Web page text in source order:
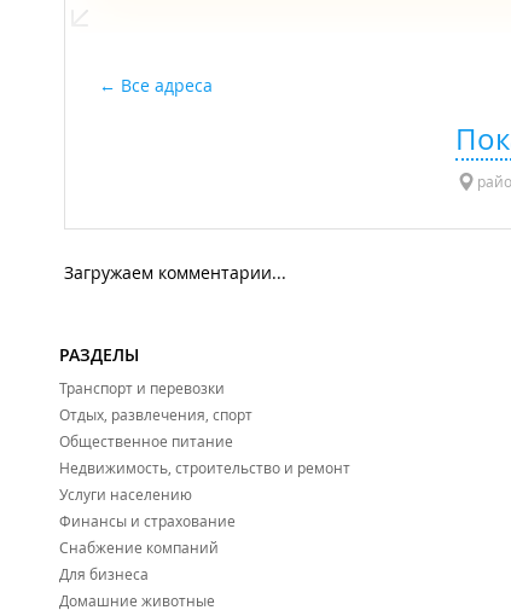
Все адреса
Загружаем комментарии...
РАЗДЕЛЫ
Транспорт и перевозки
Отдых, развлечения, спорт
Общественное питание
Недвижимость, строительство и ремонт
Услуги населению
Финансы и страхование
Снабжение компаний
Для бизнеса
Домашние животные